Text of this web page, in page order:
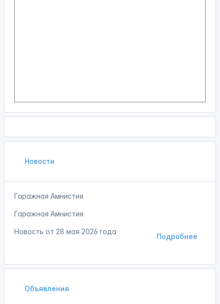
Новости
Гаражная Амнистия
Гаражная Амнистия
Подробнее
Новость от 28 мая 2026 года
Объявления